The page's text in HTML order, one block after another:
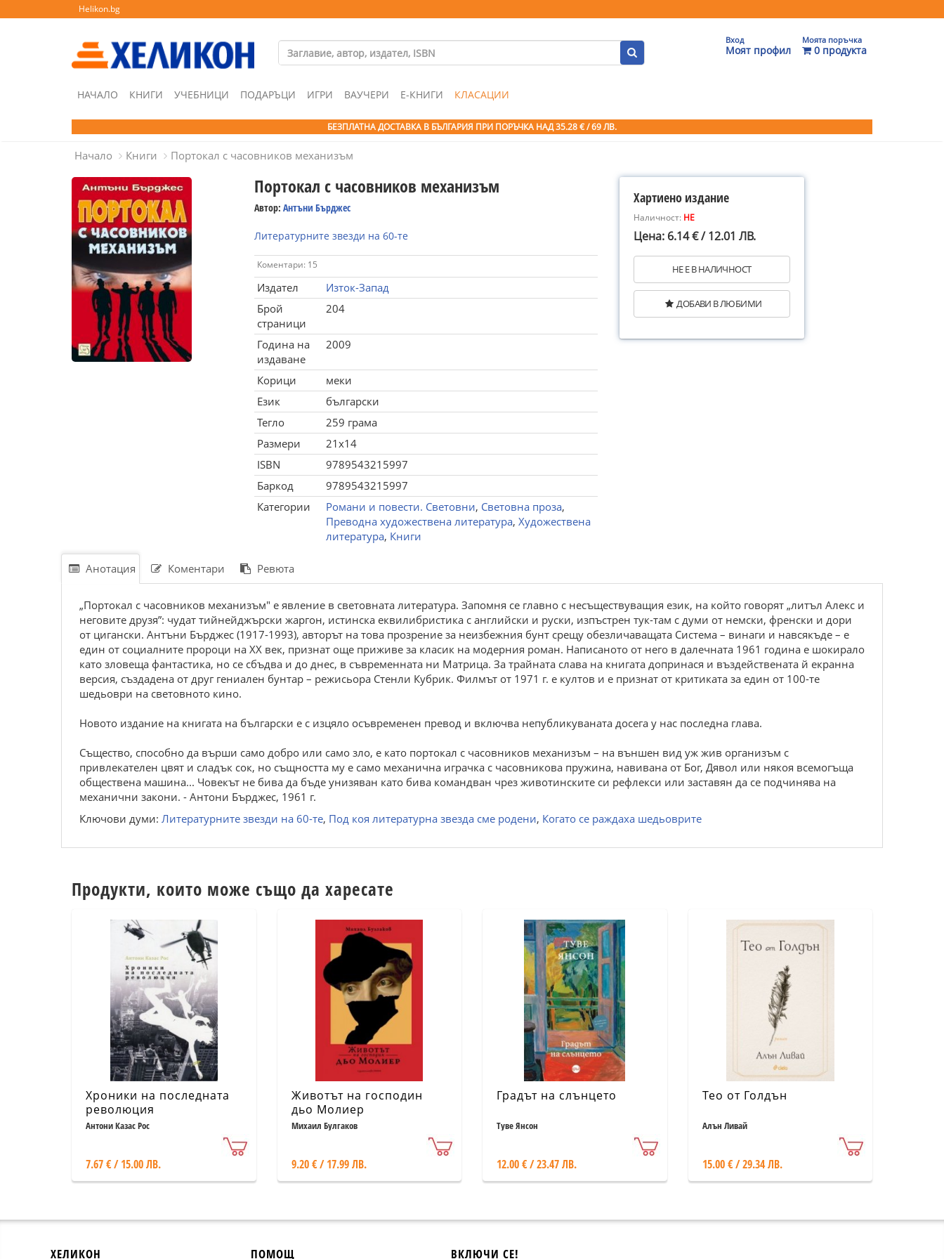
Helikon.bg
Вход
Моят профил
Моята поръчка
0 продукта
НАЧАЛО КНИГИ УЧЕБНИЦИ ПОДАРЪЦИ ИГРИ ВАУЧЕРИ Е-КНИГИ КЛАСАЦИИ
БЕЗПЛАТНА ДОСТАВКА В БЪЛГАРИЯ ПРИ ПОРЪЧКА НАД 35.28 € / 69 ЛВ.
Начало Книги Портокал с часовников механизъм
Портокал с часовников механизъм
Автор: Антъни Бърджес
Литературните звезди на 60-те
Коментари: 15
Издател
Изток-Запад
Брой
страници
204
Година на
издаване
2009
Корици
меки
Език
български
Тегло
259 грама
Размери
21x14
ISBN
9789543215997
Баркод
9789543215997
Категории
Романи и повести. Световни, Световна проза,
Преводна художествена литература, Художествена
литература, Книги
Хартиено издание
Наличност: НЕ
Цена: 6.14 € / 12.01 ЛВ.
НЕ Е В НАЛИЧНОСТ
ДОБАВИ В ЛЮБИМИ
Анотация Коментари Ревюта
„Портокал с часовников механизъм" е явление в световната литература. Запомня се главно с несъществуващия език, на който говорят „литъл Алекс и
неговите друзя”: чудат тийнейджърски жаргон, истинска еквилибристика с английски и руски, изпъстрен тук-там с думи от немски, френски и дори
от цигански. Антъни Бърджес (1917-1993), авторът на това прозрение за неизбежния бунт срещу обезличаващата Система – винаги и навсякъде – е
един от социалните пророци на ХХ век, признат още приживе за класик на модерния роман. Написаното от него в далечната 1961 година е шокирало
като зловеща фантастика, но се сбъдва и до днес, в съвременната ни Матрица. За трайната слава на книгата допринася и въздействената й екранна
версия, създадена от друг гениален бунтар – режисьора Стенли Кубрик. Филмът от 1971 г. е култов и е признат от критиката за един от 100-те
шедьоври на световното кино.
Новото издание на книгата на български е с изцяло осъвременен превод и включва непубликуваната досега у нас последна глава.
Същество, способно да върши само добро или само зло, е като портокал с часовников механизъм – на външен вид уж жив организъм с
привлекателен цвят и сладък сок, но същността му е само механична играчка с часовникова пружина, навивана от Бог, Дявол или някоя всемогъща
обществена машина... Човекът не бива да бъде унизяван като бива командван чрез животинските си рефлекси или заставян да се подчинява на
механични закони. - Антони Бърджес, 1961 г.
Ключови думи: Литературните звезди на 60-те, Под коя литературна звезда сме родени, Когато се раждаха шедьоврите
Продукти, които може също да харесате
Хроники на последната
революция
Антони Казас Рос
7.67 € / 15.00 ЛВ.
Животът на господин
дьо Молиер
Михаил Булгаков
9.20 € / 17.99 ЛВ.
Градът на слънцето
Туве Янсон
12.00 € / 23.47 ЛВ.
Тео от Голдън
Алън Ливай
15.00 € / 29.34 ЛВ.
ХЕЛИКОН ПОМОЩ ВКЛЮЧИ СЕ!